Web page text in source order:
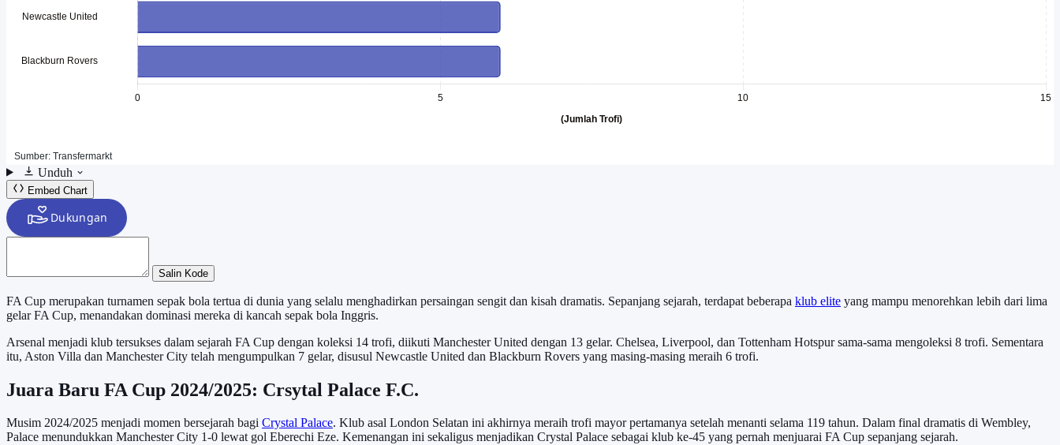
Unduh
Embed Chart
Salin Kode
FA Cup merupakan turnamen sepak bola tertua di dunia yang selalu menghadirkan persaingan sengit dan kisah dramatis. Sepanjang sejarah, terdapat beberapa klub elite yang mampu menorehkan lebih dari lima
gelar FA Cup, menandakan dominasi mereka di kancah sepak bola Inggris.
Arsenal menjadi klub tersukses dalam sejarah FA Cup dengan koleksi 14 trofi, diikuti Manchester United dengan 13 gelar. Chelsea, Liverpool, dan Tottenham Hotspur sama-sama mengoleksi 8 trofi. Sementara
itu, Aston Villa dan Manchester City telah mengumpulkan 7 gelar, disusul Newcastle United dan Blackburn Rovers yang masing-masing meraih 6 trofi.
Juara Baru FA Cup 2024/2025: Crsytal Palace F.C.
Musim 2024/2025 menjadi momen bersejarah bagi Crystal Palace. Klub asal London Selatan ini akhirnya meraih trofi mayor pertamanya setelah menanti selama 119 tahun. Dalam final dramatis di Wembley,
Palace menundukkan Manchester City 1-0 lewat gol Eberechi Eze. Kemenangan ini sekaligus menjadikan Crystal Palace sebagai klub ke-45 yang pernah menjuarai FA Cup sepanjang sejarah.